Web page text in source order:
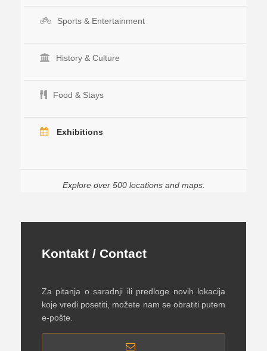
Sports & Entertainment
History & Culture
Food & Stays
Exhibitions
Explore over 500 locations and maps.
Kontakt / Contact
Za pitanja o saradnji ili predloge novih lokacija
koje vredi posetiti, možete nam se obratiti putem
e-pošte.